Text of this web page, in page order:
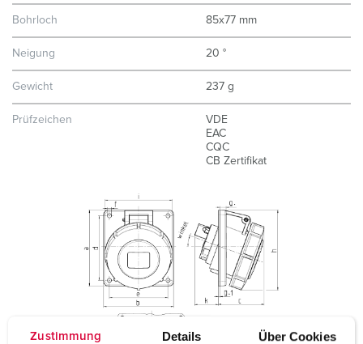
Zustimmung Details Über Cookies
Bohrloch 85x77 mm
Neigung 20 °
Gewicht 237 g
Prüfzeichen
VDE
EAC
CQC
CB Zertifikat